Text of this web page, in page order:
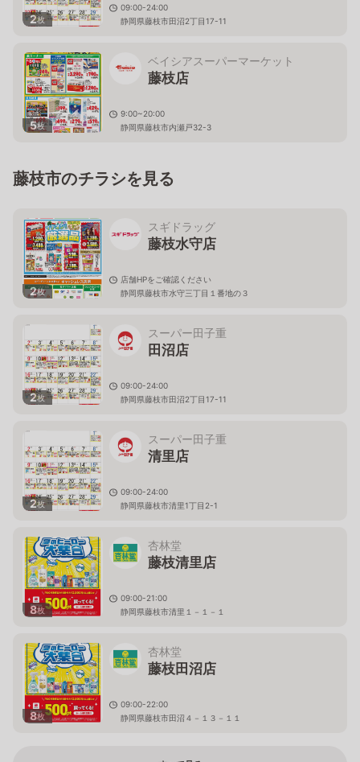
2枚
09:00-24:00
静岡県藤枝市田沼2丁目17-11
5枚
ベイシアスーパーマーケット
藤枝店
9:00~20:00
静岡県藤枝市内瀬戸32-3
藤枝市のチラシを見る
2枚
スギドラッグ
藤枝水守店
店舗HPをご確認ください
静岡県藤枝市水守三丁目１番地の３
2枚
スーパー田子重
田沼店
09:00-24:00
静岡県藤枝市田沼2丁目17-11
2枚
スーパー田子重
清里店
09:00-24:00
静岡県藤枝市清里1丁目2-1
8枚
杏林堂
藤枝清里店
09:00-21:00
静岡県藤枝市清里１－１－１
8枚
杏林堂
藤枝田沼店
09:00-22:00
静岡県藤枝市田沼４－１３－１１